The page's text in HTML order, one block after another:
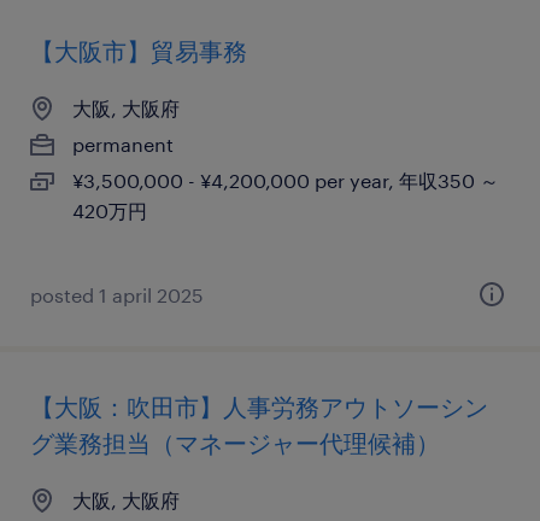
【大阪市】貿易事務
大阪, 大阪府
permanent
¥3,500,000 - ¥4,200,000 per year, 年収350 ～
420万円
posted 1 april 2025
【大阪：吹田市】人事労務アウトソーシン
グ業務担当（マネージャー代理候補）
大阪, 大阪府